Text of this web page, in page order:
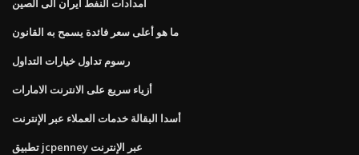
امدادات النفط ايران الى الصين
ما هو أعلى سعر فائدة يسمح به القانون
رسوم تداول خيارات التداول
أزياء سريع على الانترنت الامارات
أسدا البقالة خدمات العملاء عبر الإنترنت
تطبيق jcpenney عبر الإنترنت